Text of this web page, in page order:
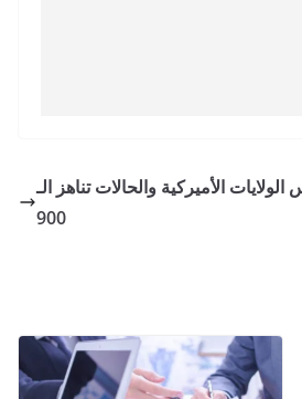
الأميركية والحالات تناهز الـ
900